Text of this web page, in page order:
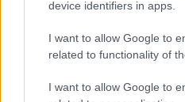
device identifiers in apps.
I want to allow Google to
related to functionality of
I want to allow Google to